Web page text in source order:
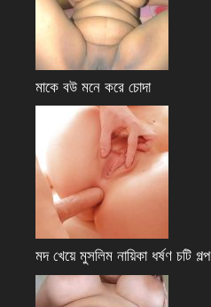
মাকে বউ মনে করে চোদা
মদ খেয়ে মুসলিম নায়িকা ধর্ষণ চটি গল্প